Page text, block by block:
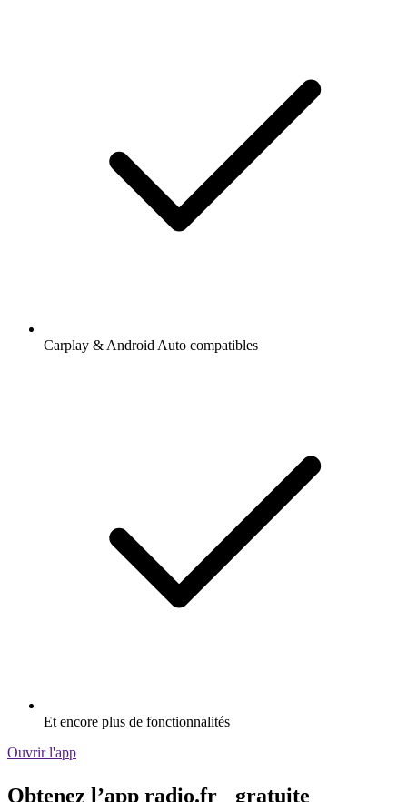
Carplay & Android Auto compatibles
Et encore plus de fonctionnalités
Ouvrir l'app
Obtenez l’app radio.fr gratuite